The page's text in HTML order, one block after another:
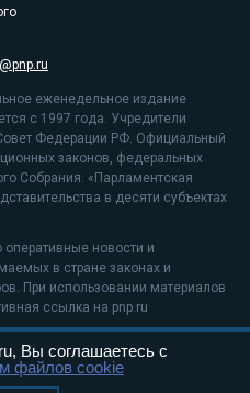
еженедельное издание
с 1997 года. Учредители
Федерации РФ. Официальный
законов, федеральных
Собрания. «Парламентская
в десяти субъектах
оперативные новости и
в стране законах и
При использовании материалов
ссылка на pnp.ru
рекомендательные
Вы соглашаетесь с
файлов cookie